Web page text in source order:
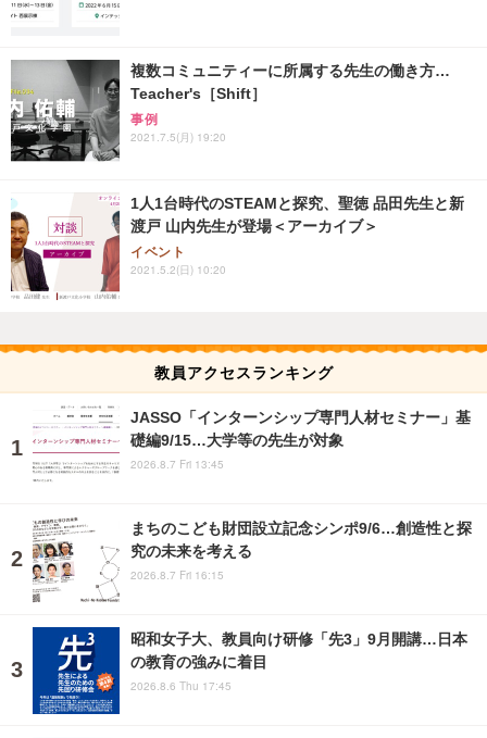
複数コミュニティーに所属する先生の働き方…
Teacher's［Shift］
事例
2021.7.5(月) 19:20
1人1台時代のSTEAMと探究、聖徳 品田先生と新
渡戸 山内先生が登場＜アーカイブ＞
イベント
2021.5.2(日) 10:20
教員アクセスランキング
JASSO「インターンシップ専門人材セミナー」基
礎編9/15…大学等の先生が対象
2026.8.7 Fri 13:45
まちのこども財団設立記念シンポ9/6…創造性と探
究の未来を考える
2026.8.7 Fri 16:15
昭和女子大、教員向け研修「先3」9月開講…日本
の教育の強みに着目
2026.8.6 Thu 17:45